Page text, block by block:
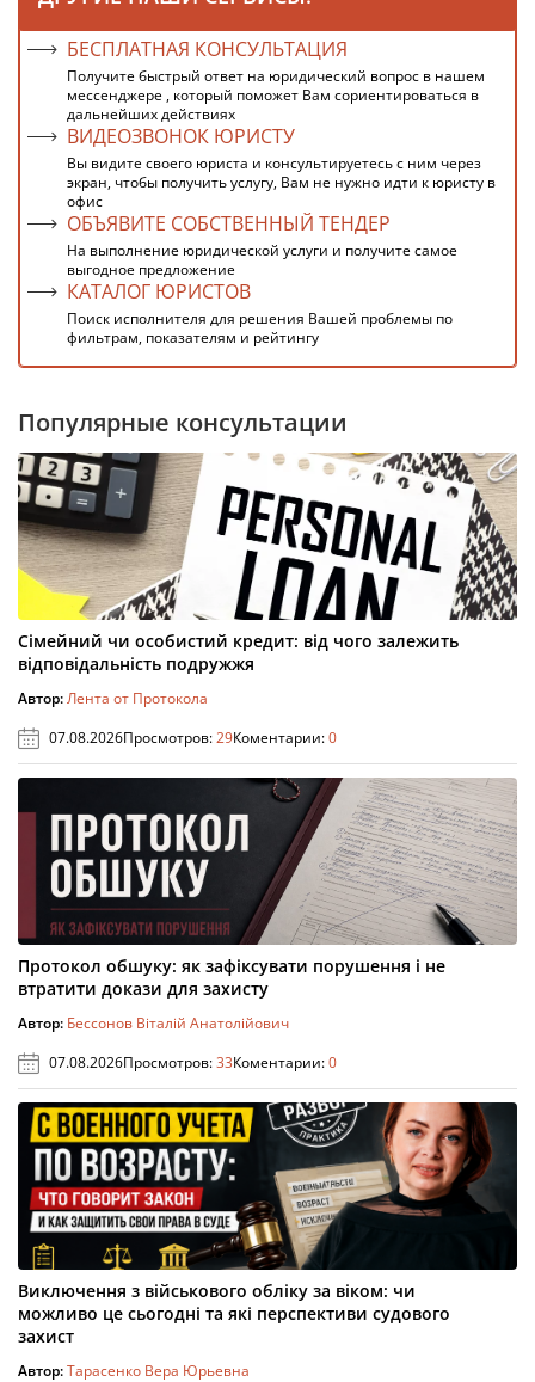
БЕСПЛАТНАЯ КОНСУЛЬТАЦИЯ
Получите быстрый ответ на юридический вопрос в нашем
мессенджере , который поможет Вам сориентироваться в
дальнейших действиях
ВИДЕОЗВОНОК ЮРИСТУ
Вы видите своего юриста и консультируетесь с ним через
экран, чтобы получить услугу, Вам не нужно идти к юристу в
офис
ОБЪЯВИТЕ СОБСТВЕННЫЙ ТЕНДЕР
На выполнение юридической услуги и получите самое
выгодное предложение
КАТАЛОГ ЮРИСТОВ
Поиск исполнителя для решения Вашей проблемы по
фильтрам, показателям и рейтингу
Популярные консультации
Сімейний чи особистий кредит: від чого залежить
відповідальність подружжя
Автор:Лента от Протокола
07.08.2026Просмотров:29Коментарии:0
Протокол обшуку: як зафіксувати порушення і не
втратити докази для захисту
Автор: Бессонов Віталій Анатолійович
07.08.2026Просмотров:33Коментарии:0
Виключення з військового обліку за віком: чи
можливо це сьогодні та які перспективи судового
захист
Автор:Тарасенко Вера Юрьевна